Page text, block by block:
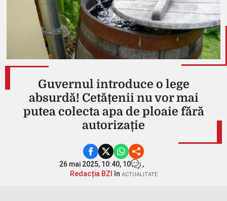
Guvernul introduce o lege
absurdă! Cetățenii nu vor mai
putea colecta apa de ploaie fără
autorizație
26 mai 2025, 10:40, 10
,
Redacția BZI în ACTUALITATE